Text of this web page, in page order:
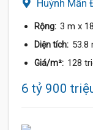
Huỳnh Mẫn
Rộng: 3 m x
Diện tích: 53.8
Giá/m²: 128
6 tỷ 900